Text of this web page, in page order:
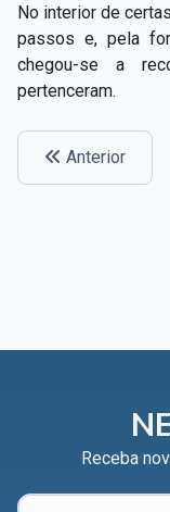
No interior de
passos e, pela
chegou­-se a
pertenceram.
Anterior
Receba